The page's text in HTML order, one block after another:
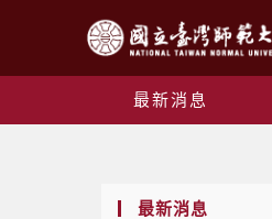
最新消息
最新消息